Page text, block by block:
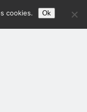
cookies. Ok